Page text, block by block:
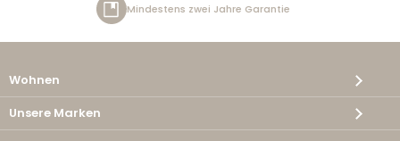
zwei Jahre Garantie
Wohnen
Unsere Marken